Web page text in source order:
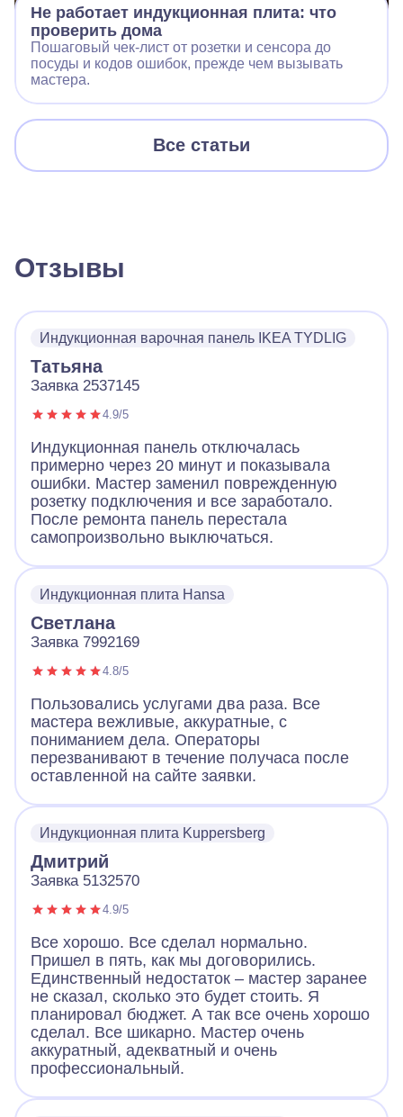
Не работает индукционная плита: что
проверить дома
Пошаговый чек‑лист от розетки и сенсора до
посуды и кодов ошибок, прежде чем вызывать
мастера.
Все статьи
Отзывы
Индукционная варочная панель IKEA TYDLIG
Татьяна
Заявка 2537145
4.9/5
Индукционная панель отключалась
примерно через 20 минут и показывала
ошибки. Мастер заменил поврежденную
розетку подключения и все заработало.
После ремонта панель перестала
самопроизвольно выключаться.
Индукционная плита Hansa
Светлана
Заявка 7992169
4.8/5
Пользовались услугами два раза. Все
мастера вежливые, аккуратные, с
пониманием дела. Операторы
перезванивают в течение получаса после
оставленной на сайте заявки.
Индукционная плита Kuppersberg
Дмитрий
Заявка 5132570
4.9/5
Все хорошо. Все сделал нормально.
Пришел в пять, как мы договорились.
Единственный недостаток – мастер заранее
не сказал, сколько это будет стоить. Я
планировал бюджет. А так все очень хорошо
сделал. Все шикарно. Мастер очень
аккуратный, адекватный и очень
профессиональный.